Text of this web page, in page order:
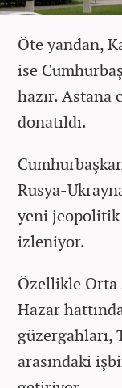
Öte yandan,
ise
hazır. Astana
donatıldı.
Rusya-
yeni jeopolitik
izleniyor.
Özellikle Orta
Hazar
güzergahları,
arasındaki